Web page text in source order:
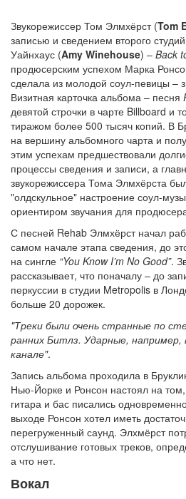
Звукорежиссер Том Элмхёрст (Tom
записью и сведением второго
Уайнхаус (Amy Winehouse) – Back
продюсерским успехом Марка
сделала из молодой соул-певицы –
Визитная карточка альбома – песня
девятой строчки в чарте Billboard и
тиражом более 500 тысяч копий. В
на вершину альбомного чарта и
этим успехам предшествовали
процессы сведения и записи, а
звукорежиссера Тома Элмхёрста
"олдскульное" настроение соул-
ориентиром звучания для
С песней Rehab Элмхёрст начал
самом начале этапа сведения, до
на сингле “You Know I’m No Good”.
рассказывает, что поначалу – до
перкуссии в студии Metropolis в
больше 20 дорожек.
"Треки были очень странные по
ранних Битлз. Ударные, например,
канале".
Запись альбома проходила в
Нью-Йорке и Ронсон настоял на
гитара и бас писались
выходе Ронсон хотел иметь
перегруженный саунд. Элхмёрст
отслушивание готовых треков,
а что нет.
Вокал